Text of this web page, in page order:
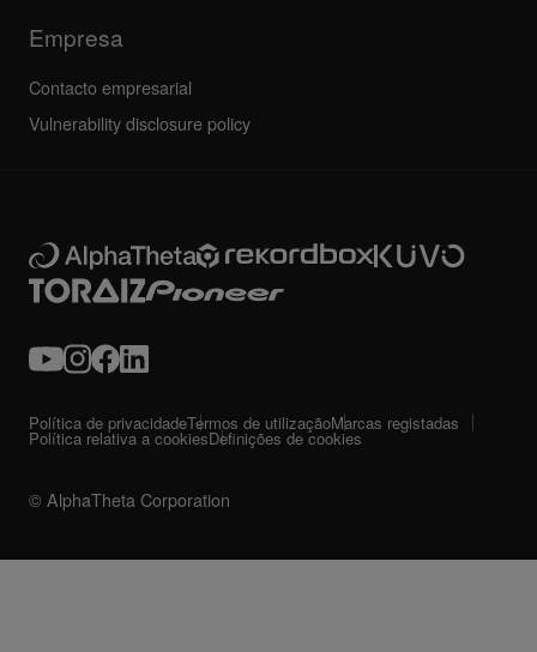
Empresa
Contacto empresarial
Vulnerability disclosure policy
© AlphaTheta Corporation
Política de privacidadeTermos de utilizaçãoMarcas registadas
Política relativa a cookiesDefinições de cookies